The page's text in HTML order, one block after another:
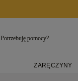
Potrzebuję pomocy?
ZARĘCZYNY